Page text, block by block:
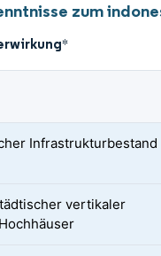
zum
*
Infrastrukturbestand
vertikaler